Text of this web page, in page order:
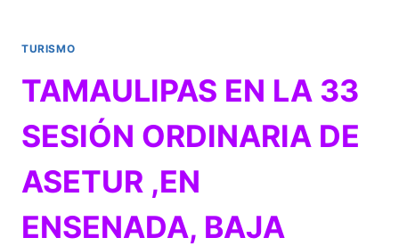
TURISMO
TAMAULIPAS EN LA 33
SESIÓN ORDINARIA DE
ASETUR ,EN
ENSENADA, BAJA